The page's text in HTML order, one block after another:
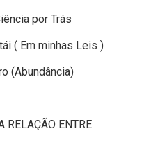
por Trás
( Em minhas Leis )
(Abundância)
RELAÇÃO ENTRE